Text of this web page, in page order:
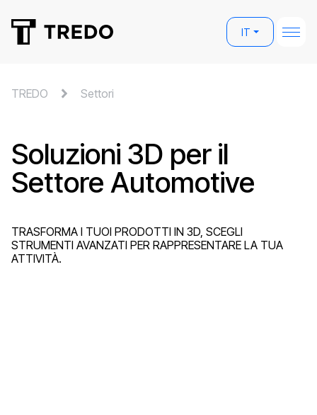
IT
TREDO Settori
Soluzioni 3D per il
Settore Automotive
TRASFORMA I TUOI PRODOTTI IN 3D, SCEGLI
STRUMENTI AVANZATI PER RAPPRESENTARE LA TUA
ATTIVITÀ.